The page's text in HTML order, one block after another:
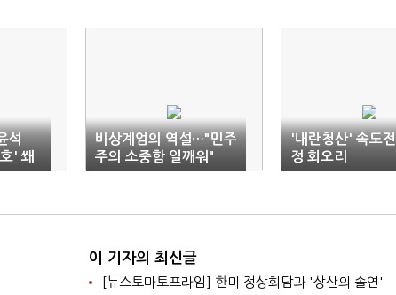
석
' 쐐
비상계엄의 역설…"민주
주의 소중함 일깨워"
'내란청산' 속도
정 회오리
이 기자의 최신글
[뉴스토마토프라임] 한미 정상회담과 '상산의 솔연'